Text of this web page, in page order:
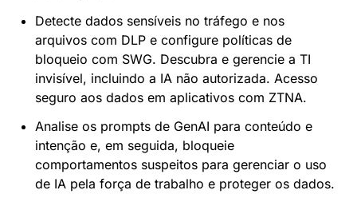
Detecte dados sensíveis no tráfego e nos
arquivos com DLP e configure políticas de
bloqueio com SWG. Descubra e gerencie a TI
invisível, incluindo a IA não autorizada. Acesso
seguro aos dados em aplicativos com ZTNA.
Analise os prompts de GenAI para conteúdo e
intenção e, em seguida, bloqueie
comportamentos suspeitos para gerenciar o uso
de IA pela força de trabalho e proteger os dados.